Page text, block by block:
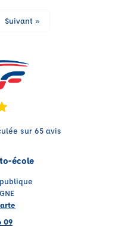
Suivant »
sur 65 avis
école
09